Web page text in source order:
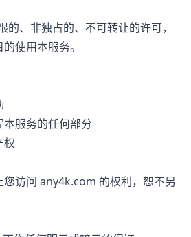
、非独占的、不可转让的许可，
使用本服务。
服务的任何部分
权
访问 any4k.com 的权利，恕不另